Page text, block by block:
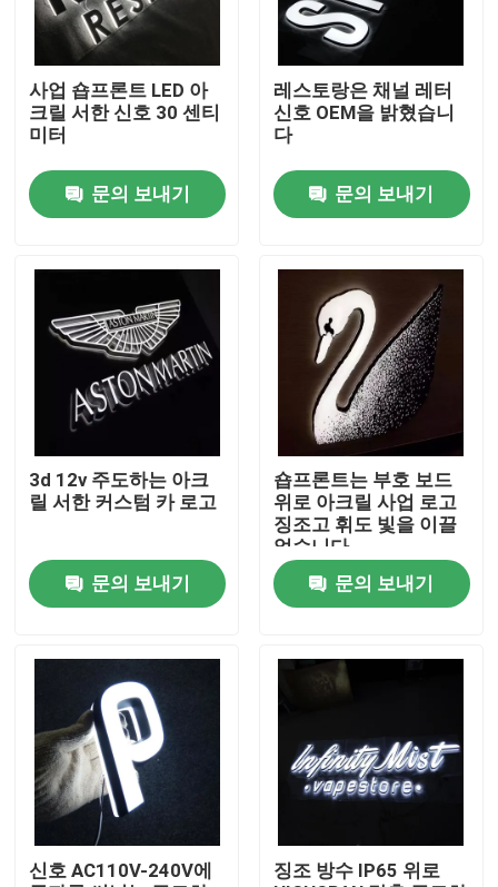
제품
우리에 대하여
공장 여행
연락주세요
인용문을 요구하세요
3d 서한 신호
채널 레터 신호
백리트 서한 신호
사업 숍프론트 LED 아
크릴 서한 신호 30 센티
미터
문의 보내기
레스토랑은 채널 레터
신호 OEM을 밝혔습니
다
문의 보내기
3d 12v 주도하는 아크
릴 서한 커스텀 카 로고
문의 보내기
숍프론트는 부호 보드
위로 아크릴 사업 로고
징조고 휘도 빛을 이끌
었습니다
문의 보내기
신호 AC110V-240V에
징조 방수 IP65 위로